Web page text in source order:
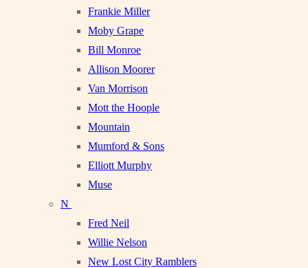
Frankie Miller
Moby Grape
Bill Monroe
Allison Moorer
Van Morrison
Mott the Hoople
Mountain
Mumford & Sons
Elliott Murphy
Muse
N
Fred Neil
Willie Nelson
New Lost City Ramblers